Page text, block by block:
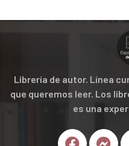
Librería de autor. Línea
que queremos leer. Los
es una